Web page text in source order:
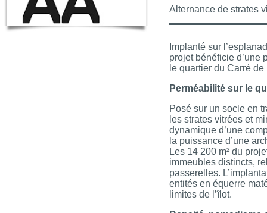
Alternance de strates
Implanté sur
projet bénéficie d’une
le quartier du Carré de
Perméabilité sur le
Posé sur un socle en
les strates vitrées et
dynamique d’une
la puissance d’une
Les 14 200 m² du
immeubles distincts,
passerelles.
entités en équerre
limites de l’îlot.